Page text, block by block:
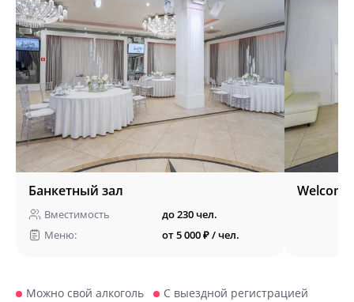
Банкетный зал
Вместимость
до 230 чел.
Меню:
от 5 000 ₽ / чел.
Можно свой алкоголь
С выездной регистрацией